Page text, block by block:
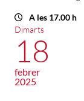
A les 17.00 h
Dimarts
18
febrer
2025